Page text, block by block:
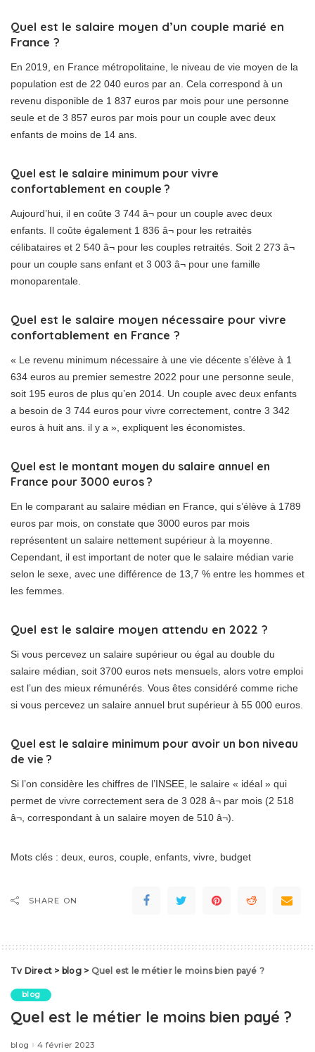
Quel est le salaire moyen d’un couple marié en
France ?
En 2019, en France métropolitaine, le niveau de vie moyen de la
population est de 22 040 euros par an. Cela correspond à un
revenu disponible de 1 837 euros par mois pour une personne
seule et de 3 857 euros par mois pour un couple avec deux
enfants de moins de 14 ans.
Quel est le salaire minimum pour vivre
confortablement en couple ?
Aujourd’hui, il en coûte 3 744 â¬ pour un couple avec deux
enfants. Il coûte également 1 836 â¬ pour les retraités
célibataires et 2 540 â¬ pour les couples retraités. Soit 2 273 â¬
pour un couple sans enfant et 3 003 â¬ pour une famille
monoparentale.
Quel est le salaire moyen nécessaire pour vivre
confortablement en France ?
« Le revenu minimum nécessaire à une vie décente s’élève à 1
634 euros au premier semestre 2022 pour une personne seule,
soit 195 euros de plus qu’en 2014. Un couple avec deux enfants
a besoin de 3 744 euros pour vivre correctement, contre 3 342
euros à huit ans. il y a », expliquent les économistes.
Quel est le montant moyen du salaire annuel en
France pour 3000 euros ?
En le comparant au salaire médian en France, qui s’élève à 1789
euros par mois, on constate que 3000 euros par mois
représentent un salaire nettement supérieur à la moyenne.
Cependant, il est important de noter que le salaire médian varie
selon le sexe, avec une différence de 13,7 % entre les hommes et
les femmes.
Quel est le salaire moyen attendu en 2022 ?
Si vous percevez un salaire supérieur ou égal au double du
salaire médian, soit 3700 euros nets mensuels, alors votre emploi
est l’un des mieux rémunérés. Vous êtes considéré comme riche
si vous percevez un salaire annuel brut supérieur à 55 000 euros.
Quel est le salaire minimum pour avoir un bon niveau
de vie ?
Si l’on considère les chiffres de l’INSEE, le salaire « idéal » qui
permet de vivre correctement sera de 3 028 â¬ par mois (2 518
â¬, correspondant à un salaire moyen de 510 â¬).
Mots clés : deux, euros, couple, enfants, vivre, budget
SHARE ON
Tv Direct > blog> Quel est le métier le moins bien payé ?
blog
Quel est le métier le moins bien payé ?
blog 4 février 2023